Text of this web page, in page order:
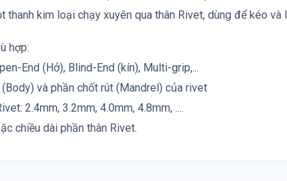
thanh kim loại chạy xuyên qua thân Rivet, dùng để kéo
hợp:
End (Hở), Blind-End (kín), Multi-grip,...
và phần chốt rút (Mandrel) của rivet
2.4mm, 3.2mm, 4.0mm, 4.8mm, ....
chiều dài phần thân Rivet.